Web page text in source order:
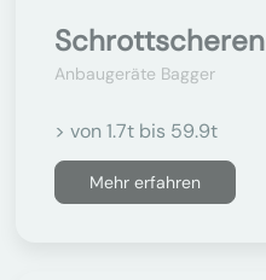
Schrottscheren
Anbaugeräte Bagger
> von 1.7t bis 59.9t
Mehr erfahren